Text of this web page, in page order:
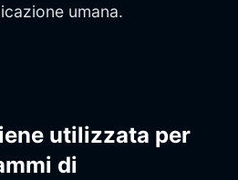
umana.
utilizzata per
di